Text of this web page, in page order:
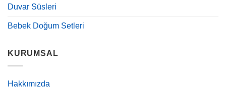
Duvar Süsleri
Bebek Doğum Setleri
KURUMSAL
Hakkımızda